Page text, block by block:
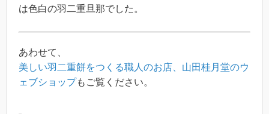
は色白の羽二重旦那でした。
あわせて、
美しい羽二重餅をつくる職人のお店、山田桂月堂のウ
ェブショップもご覧ください。